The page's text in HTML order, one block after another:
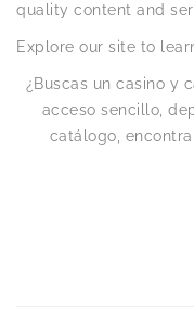
quality content and
Explore our site to
¿Buscas un casino y
acceso sencillo,
catálogo,